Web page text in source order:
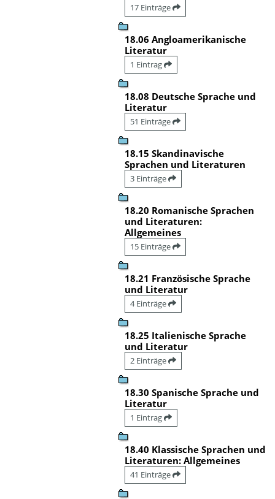
17 Einträge
18.06 Angloamerikanische
Literatur
1 Eintrag
18.08 Deutsche Sprache und
Literatur
51 Einträge
18.15 Skandinavische
Sprachen und Literaturen
3 Einträge
18.20 Romanische Sprachen
und Literaturen:
Allgemeines
15 Einträge
18.21 Französische Sprache
und Literatur
4 Einträge
18.25 Italienische Sprache
und Literatur
2 Einträge
18.30 Spanische Sprache und
Literatur
1 Eintrag
18.40 Klassische Sprachen und
Literaturen: Allgemeines
41 Einträge